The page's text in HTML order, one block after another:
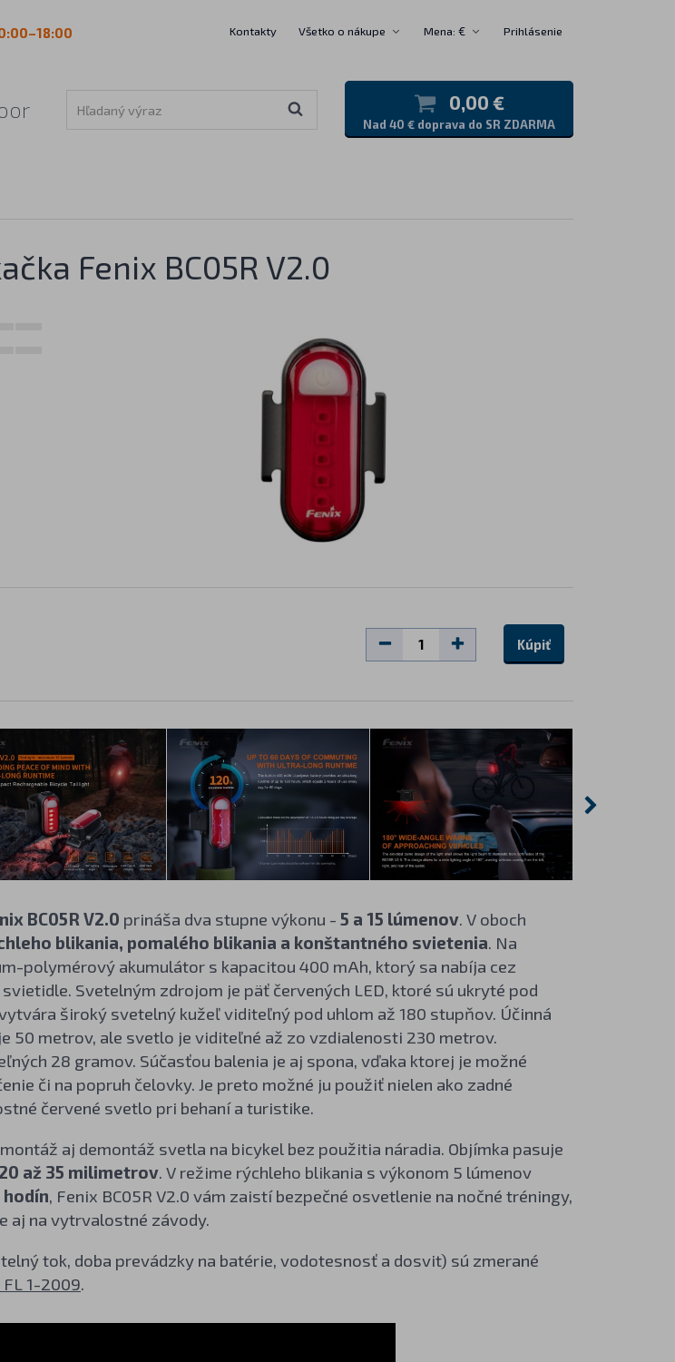
Kontakty Všetko o nákupe Mena: € Prihlásenie
0,00 €
Nad 40 € doprava do SR ZDARMA
Fenix BC05R V2.0
Kúpiť
BC05R V2.0 prináša dva stupne výkonu - 5 a 15 lúmenov. V oboch
blikania, pomalého blikania a konštantného svietenia. Na
polymérový akumulátor s kapacitou 400 mAh, ktorý sa nabíja cez
Svetelným zdrojom je päť červených LED, ktoré sú ukryté pod
široký svetelný kužeľ viditeľný pod uhlom až 180 stupňov. Účinná
50 metrov, ale svetlo je viditeľné až zo vzdialenosti 230 metrov.
28 gramov. Súčasťou balenia je aj spona, vďaka ktorej je možné
či na popruh čelovky. Je preto možné ju použiť nielen ako zadné
červené svetlo pri behaní a turistike.
aj demontáž svetla na bicykel bez použitia náradia. Objímka pasuje
až 35 milimetrov. V režime rýchleho blikania s výkonom 5 lúmenov
hodín, Fenix BC05R V2.0 vám zaistí bezpečné osvetlenie na nočné tréningy,
aj na vytrvalostné závody.
tok, doba prevádzky na batérie, vodotesnosť a dosvit) sú zmerané
1-2009.